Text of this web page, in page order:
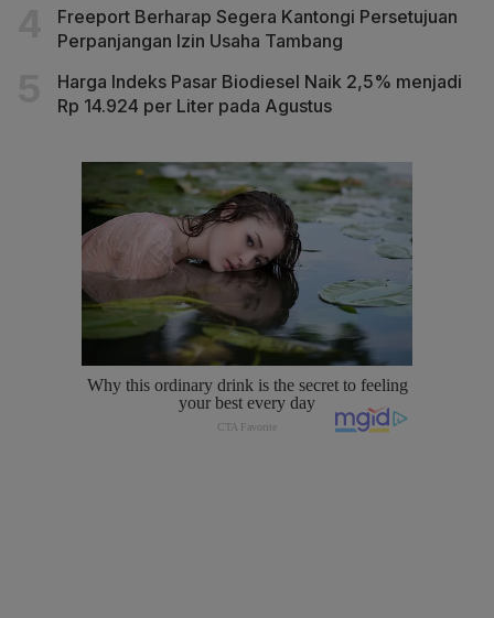
Freeport Berharap Segera Kantongi Persetujuan
Perpanjangan Izin Usaha Tambang
Harga Indeks Pasar Biodiesel Naik 2,5% menjadi
Rp 14.924 per Liter pada Agustus